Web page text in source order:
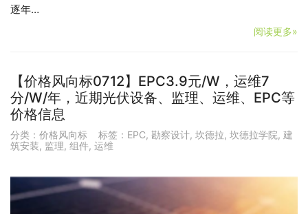
逐年…
阅读更多»
【价格风向标0712】EPC3.9元/W，运维7
分/W/年，近期光伏设备、监理、运维、EPC等
价格信息
分类： 价格风向标 标签： EPC, 勘察设计, 坎德拉, 坎德拉学院, 建
筑安装, 监理, 组件, 运维